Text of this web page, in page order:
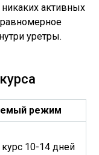
активных
уретры.
режим
10-14 дней